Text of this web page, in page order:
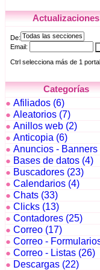
Actualizaciones
Categorías
● Afiliados (6)
● Aleatorios (7)
● Anillos web (2)
● Anticopia (6)
● Anuncios - Banners
● Bases de datos (4)
● Buscadores (23)
● Calendarios (4)
● Chats (33)
● Clicks (13)
● Contadores (25)
● Correo (17)
● Correo -
● Correo - Listas (26)
● Descargas (22)